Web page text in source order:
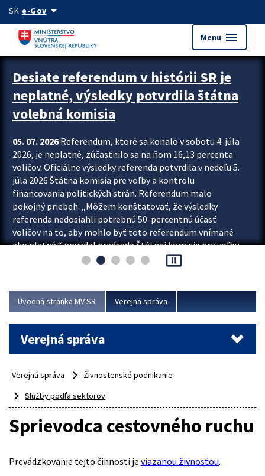
Preskocit na hlavný obsah
SK e-Govarrow_drop_down
Menu menu
Zastavit automatický posun upútavok
Desiate referendum v histórii SR je
neplatné, výsledky potvrdila štátna
volebná komisia
05. 07. 2026Referendum, ktoré sa konalo v sobotu 4. júla
2026, je neplatné, zúčastnilo sa na ňom 16,13 percenta
voličov. Oficiálne výsledky referenda potvrdila v nedeľu 5.
júla 2026 Štátna komisia pre voľby a kontrolu
financovania politických strán. Referendum malo
pokojný priebeh. „Môžem konštatovať, že výsledky
referenda nedosiahli potrebnú 50-percentnú účasť
voličov na to, aby mohlo byť toto referendum vnímané
ako platné,“ povedal predseda Štátnej komisie pre voľby
a kontrolu financovania politických...
pause_presentation
Úvodná stránka MV SR Verejná správa
Verejná správa
Verejná správa
Živnostenské podnikanie
Služby podľa sektorov
Sprievodca cestovného ruchu
Prevádzkovanie tejto činnosti je viazanou živnosťou.